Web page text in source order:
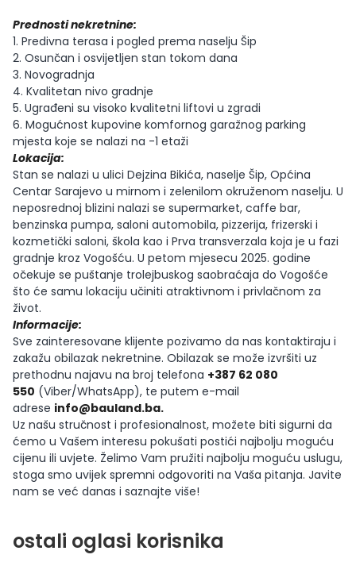
Prednosti nekretnine:
1. Predivna terasa i pogled prema naselju Šip
2. Osunčan i osvijetljen stan tokom dana
3. Novogradnja
4. Kvalitetan nivo gradnje
5. Ugrađeni su visoko kvalitetni liftovi u zgradi
6. Mogućnost kupovine komfornog garažnog parking
mjesta koje se nalazi na -1 etaži
Lokacija:
Stan se nalazi u ulici Dejzina Bikića, naselje Šip, Općina
Centar Sarajevo u mirnom i zelenilom okruženom naselju. U
neposrednoj blizini nalazi se supermarket, caffe bar,
benzinska pumpa, saloni automobila, pizzerija, frizerski i
kozmetički saloni, škola kao i Prva transverzala koja je u fazi
gradnje kroz Vogošću. U petom mjesecu 2025. godine
očekuje se puštanje trolejbuskog saobraćaja do Vogošće
što će samu lokaciju učiniti atraktivnom i privlačnom za
život.
Informacije:
Sve zainteresovane klijente pozivamo da nas kontaktiraju i
zakažu obilazak nekretnine. Obilazak se može izvršiti uz
prethodnu najavu na broj telefona +387 62 080
550 (Viber/WhatsApp), te putem e-mail
adrese info@bauland.ba.
Uz našu stručnost i profesionalnost, možete biti sigurni da
ćemo u Vašem interesu pokušati postići najbolju moguću
cijenu ili uvjete. Želimo Vam pružiti najbolju moguću uslugu,
stoga smo uvijek spremni odgovoriti na Vaša pitanja. Javite
nam se već danas i saznajte više!
ostali oglasi korisnika